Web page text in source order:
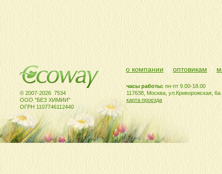
© 2007-2026 7534
ООО "БЕЗ ХИМИИ"
ОГРН 1107746112440
часы работы: пн-пт 9.00-18.00
117638, Москва, ул.Криворожская, 6а
карта проезда
о компании оптовикам